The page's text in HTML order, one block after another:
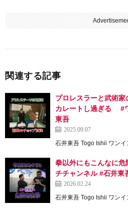
関連する記事
プロレスラーと武術
カレートし過ぎる #
東吾
2025.09.07
石井東吾 Togo Ishii ワン
拳以外にもこんなに
チチャンネル #石井東
2026.02.24
石井東吾 Togo Ishii ワン